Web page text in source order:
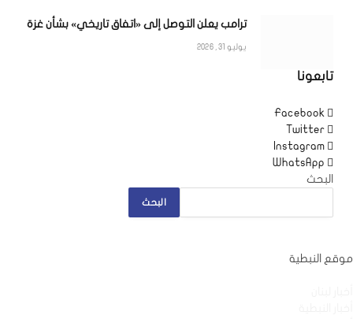
ترامب يعلن التوصل إلى «اتفاق تاريخي» بشأن غزة
يوليو 31, 2026
تابعونا
Facebook
Twitter
Instagram
WhatsApp
البحث
البحث
موقع النبطية